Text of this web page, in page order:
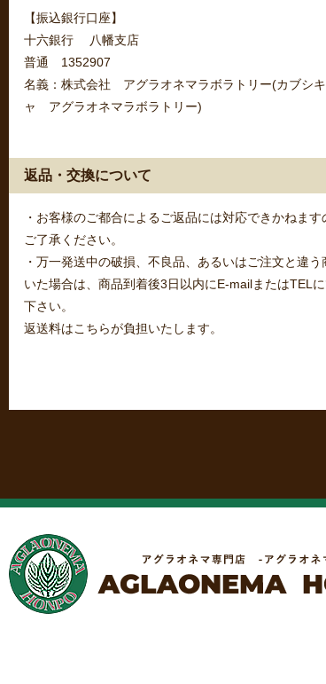
【振込銀行口座】
十六銀行 八幡支店
普通 1352907
名義：株式会社 アグラオネマラボラトリー(カブシ
ャ アグラオネマラボラトリー)
返品・交換について
・お客様のご都合によるご返品には対応できかねます
ご了承ください。
・万一発送中の破損、不良品、あるいはご注文と違う
いた場合は、商品到着後3日以内にE-mailまたはTEL
下さい。
返送料はこちらが負担いたします。